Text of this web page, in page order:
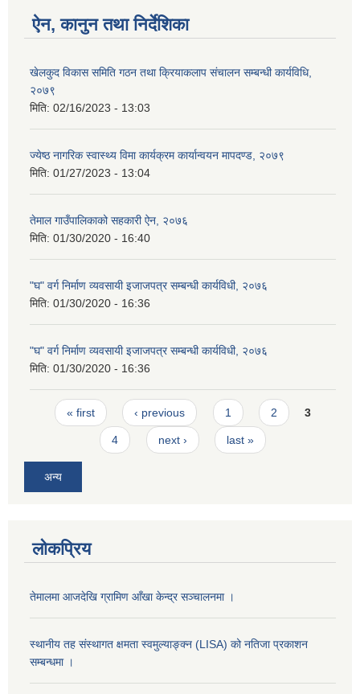
ऐन, कानुन तथा निर्देशिका
खेलकुद विकास समिति गठन तथा क्रियाकलाप संचालन सम्बन्धी कार्यविधि,
२०७९
मिति: 02/16/2023 - 13:03
ज्येष्ठ नागरिक स्वास्थ्य विमा कार्यक्रम कार्यान्वयन मापदण्ड, २०७९
मिति: 01/27/2023 - 13:04
तेमाल गाउँपालिकाको सहकारी ऐन, २०७६
मिति: 01/30/2020 - 16:40
"घ" वर्ग निर्माण व्यवसायी इजाजपत्र सम्बन्धी कार्यविधी, २०७६
मिति: 01/30/2020 - 16:36
"घ" वर्ग निर्माण व्यवसायी इजाजपत्र सम्बन्धी कार्यविधी, २०७६
मिति: 01/30/2020 - 16:36
Pages
« first ‹ previous 1 2 3
4 next › last »
अन्य
लोकप्रिय
तेमालमा आजदेखि ग्रामिण आँखा केन्द्र सञ्चालनमा ।
स्थानीय तह संस्थागत क्षमता स्वमुल्याङ्क्न (LISA) को नतिजा प्रकाशन
सम्बन्धमा ।